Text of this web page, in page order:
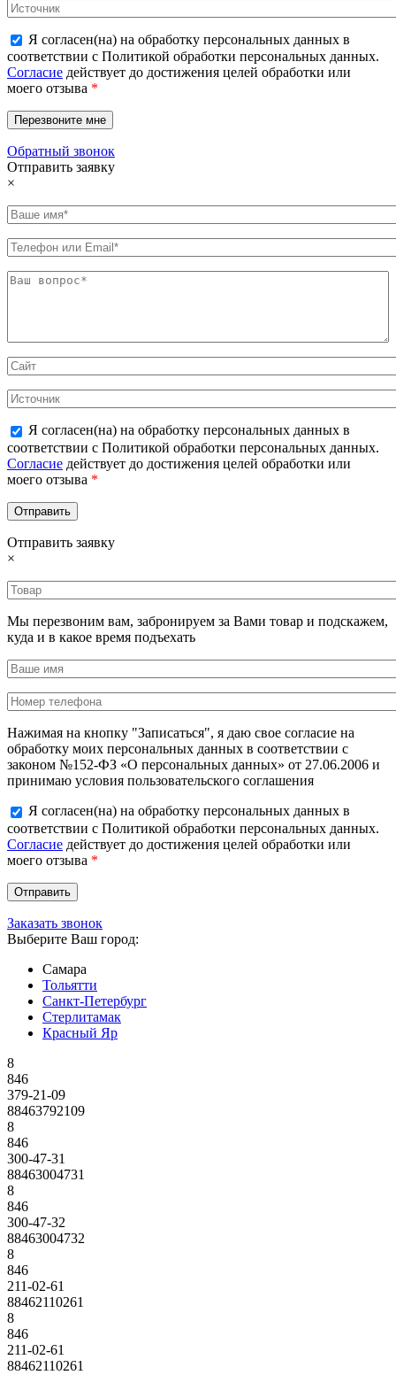
Я согласен(на) на обработку персональных данных в
соответствии с Политикой обработки персональных данных.
Согласие действует до достижения целей обработки или
моего отзыва *
Обратный звонок
Отправить заявку
×
Я согласен(на) на обработку персональных данных в
соответствии с Политикой обработки персональных данных.
Согласие действует до достижения целей обработки или
моего отзыва *
Отправить заявку
×
Мы перезвоним вам, забронируем за Вами товар и подскажем,
куда и в какое время подъехать
Нажимая на кнопку "Записаться", я даю свое согласие на
обработку моих персональных данных в соответствии с
законом №152-ФЗ «О персональных данных» от 27.06.2006 и
принимаю условия пользовательского соглашения
Я согласен(на) на обработку персональных данных в
соответствии с Политикой обработки персональных данных.
Согласие действует до достижения целей обработки или
моего отзыва *
Заказать звонок
Выберите Ваш город:
Самара
Тольятти
Санкт-Петербург
Стерлитамак
Красный Яр
8
846
379-21-09
88463792109
8
846
300-47-31
88463004731
8
846
300-47-32
88463004732
8
846
211-02-61
88462110261
8
846
211-02-61
88462110261